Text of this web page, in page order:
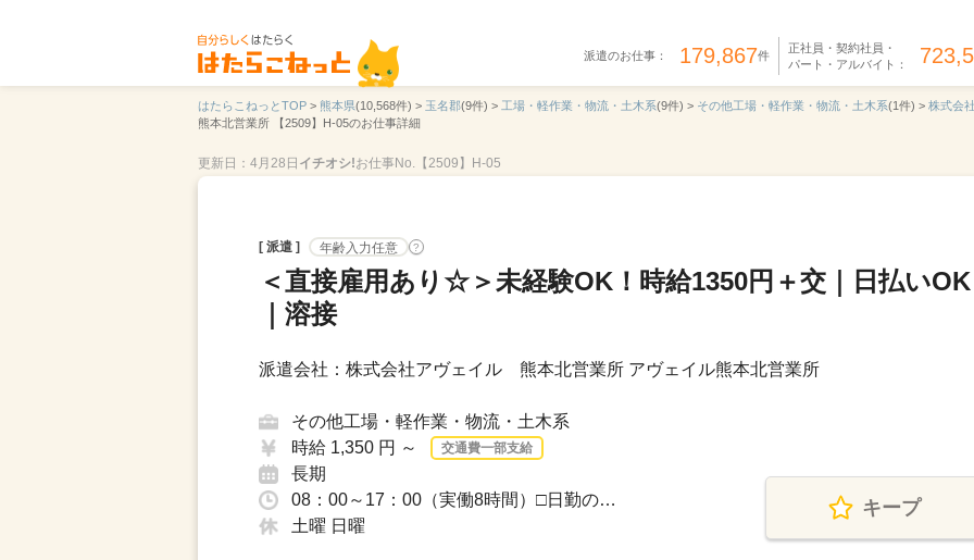
派遣のお仕事： 179,867件
正社員・契約社員・
パート・アルバイト：
はたらこねっとTOP > 熊本県(10,568件) > 玉名郡(9件) > 工場・軽作業・物流・土木系(9件) > その他工場・軽作業・物流・土木系(1件) > 株式会
熊本北営業所 【2509】H-05のお仕事詳細
更新日：4月28日 イチオシ!お仕事No.【2509】H-05
[ 派遣 ] 年齢入力任意 ?
＜直接雇用あり☆＞未経験OK！時給1350円＋交｜日払いOK
｜溶接
派遣会社：株式会社アヴェイル 熊本北営業所 アヴェイル熊本北営業所
その他工場・軽作業・物流・土木系
時給 1,350 円 ～
交通費一部支給
長期
08：00～17：00（実働8時間）□日勤の…
土曜 日曜
キープ